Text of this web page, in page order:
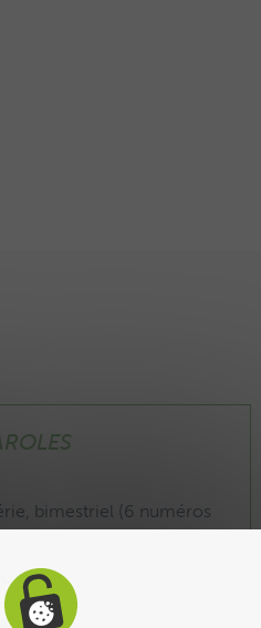
bimestriel (6 numéros
€
: